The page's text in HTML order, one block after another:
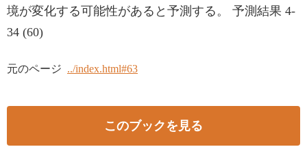
境が変化する可能性があると予測する。 予測結果 4-
34 (60)
元のページ ../index.html#63
このブックを見る